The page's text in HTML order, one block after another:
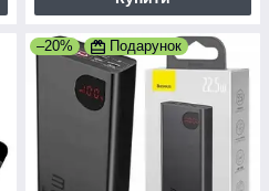
–20% Подарунок